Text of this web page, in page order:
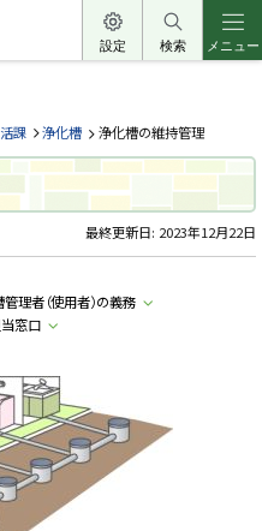
設定 検索 メニュー
課 浄化槽 浄化槽の維持管理
最終更新日: 2023年12月22日
理者（使用者）の義務
当窓口